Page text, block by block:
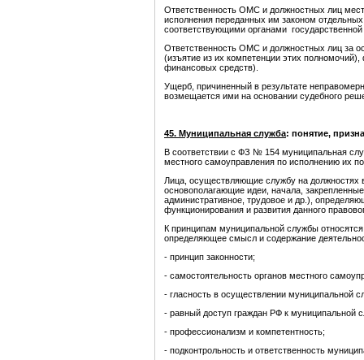
Ответственность ОМС и должностных лиц
исполнения переданных им законом
соответствующими органами
Ответственность ОМС и должностных лиц за
(изъятие из их компетенции этих
финансовых средств).
Ущерб, причиненный в результате
возмещается ими на основании судебного
45. Муниципальная служба: понятие,
В соответствии с ФЗ № 154 муниципальная
местного самоуправления по исполнению их
Лица, осуществляющие службу на
основополагающие идеи, начала,
административное, трудовое и др.),
функционирования и развития данного
К принципам муниципальной службы
определяющее смысл и содержание
- принцип законности;
- самостоятельность органов местного
- гласность в осуществлении муниципальной
- равный доступ граждан РФ к муниципальной
- профессионализм и компетентность;
- подконтрольность и ответственность